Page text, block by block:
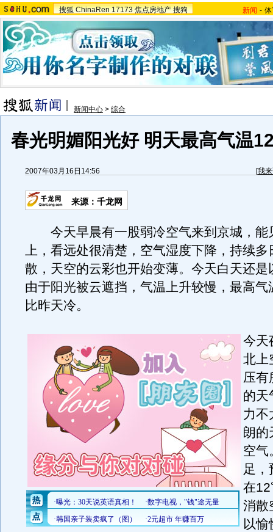
搜狐 ChinaRen 17173 焦点房地产 搜狗 新闻 -
新闻中心 > 综合
春光明媚阳光好 明天最高气温
2007年03月16日14:56 [我
来源：千龙网
今天早晨有一股弱冷空气来到京城，能
上，看远处很清楚，空气湿度下降，持续多
散，天空的云彩也开始变薄。今天白天还是
由于阳光被云遮挡，气温上升较慢，最高
比昨天冷。
今天
北上
压有
的天
力不
朗的
空气
足，
在
消散
以